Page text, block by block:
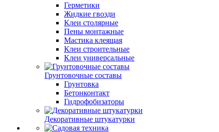
Герметики
Жидкие гвозди
Клеи столярные
Пены монтажные
Мастика клеящая
Клеи строительные
Клеи универсальные
Грунтовочные составы
Грунтовка
Бетонконтакт
Гидрофобизаторы
Декоративные штукатурки